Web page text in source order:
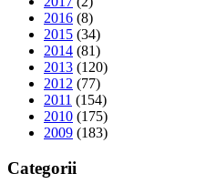
2016 (8)
2015 (34)
2014 (81)
2013 (120)
2012 (77)
2011 (154)
2010 (175)
2009 (183)
Categorii